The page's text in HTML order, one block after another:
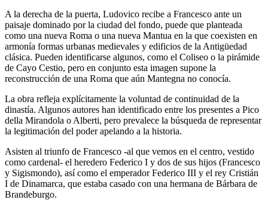
A la derecha de la puerta, Ludovico recibe a Francesco ante un
paisaje dominado por la ciudad del fondo, puede que planteada
como una nueva Roma o una nueva Mantua en la que coexisten en
armonía formas urbanas medievales y edificios de la Antigüedad
clásica. Pueden identificarse algunos, como el Coliseo o la pirámide
de Cayo Cestio, pero en conjunto esta imagen supone la
reconstrucción de una Roma que aún Mantegna no conocía.
La obra refleja explícitamente la voluntad de continuidad de la
dinastía. Algunos autores han identificado entre los presentes a Pico
della Mirandola o Alberti, pero prevalece la búsqueda de representar
la legitimación del poder apelando a la historia.
Asisten al triunfo de Francesco -al que vemos en el centro, vestido
como cardenal- el heredero Federico I y dos de sus hijos (Francesco
y Sigismondo), así como el emperador Federico III y el rey Cristián
I de Dinamarca, que estaba casado con una hermana de Bárbara de
Brandeburgo.